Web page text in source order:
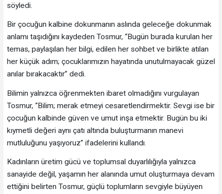
söyledi.
Bir çocuğun kalbine dokunmanın aslında geleceğe dokunmak
anlamı taşıdığını kaydeden Tosmur, “Bugün burada kurulan her
temas, paylaşılan her bilgi, edilen her sohbet ve birlikte atılan
her küçük adım; çocuklarımızın hayatında unutulmayacak güzel
anılar bırakacaktır” dedi.
Bilimin yalnızca öğrenmekten ibaret olmadığını vurgulayan
Tosmur, “Bilim; merak etmeyi cesaretlendirmektir. Sevgi ise bir
çocuğun kalbinde güven ve umut inşa etmektir. Bugün bu iki
kıymetli değeri aynı çatı altında buluşturmanın manevi
mutluluğunu yaşıyoruz” ifadelerini kullandı.
Kadınların üretim gücü ve toplumsal duyarlılığıyla yalnızca
sanayide değil, yaşamın her alanında umut oluşturmaya devam
ettiğini belirten Tosmur, güçlü toplumların sevgiyle büyüyen